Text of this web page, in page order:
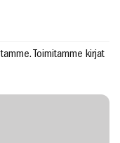
Toimitamme kirjat